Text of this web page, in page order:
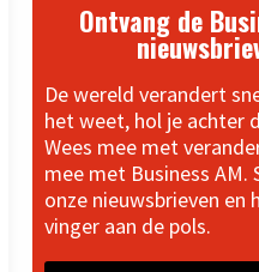
Ontvang de
De wereld verandert
het weet, hol je achter
Wees mee met
mee met Business AM.
onze nieuwsbrieven en
vinger aan de pols.